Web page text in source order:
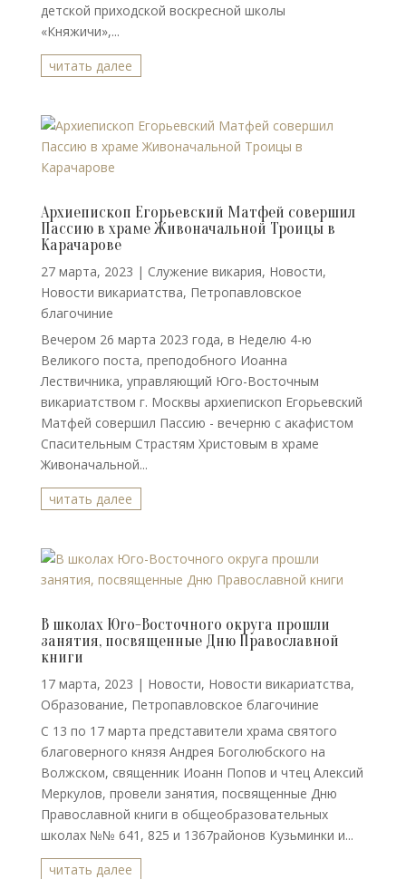
детской приходской воскресной школы
«Княжичи»,...
читать далее
Архиепископ Егорьевский Матфей совершил
Пассию в храме Живоначальной Троицы в
Карачарове
27 марта, 2023 | Cлужение викария, Новости,
Новости викариатства, Петропавловское
благочиние
Вечером 26 марта 2023 года, в Неделю 4-ю
Великого поста, преподобного Иоанна
Лествичника, управляющий Юго-Восточным
викариатством г. Москвы архиепископ Егорьевский
Матфей совершил Пассию - вечерню с акафистом
Спасительным Страстям Христовым в храме
Живоначальной...
читать далее
В школах Юго-Восточного округа прошли
занятия, посвященные Дню Православной
книги
17 марта, 2023 | Новости, Новости викариатства,
Образование, Петропавловское благочиние
С 13 по 17 марта представители храма святого
благоверного князя Андрея Боголюбского на
Волжском, священник Иоанн Попов и чтец Алексий
Меркулов, провели занятия, посвященные Дню
Православной книги в общеобразовательных
школах №№ 641, 825 и 1367районов Кузьминки и...
читать далее